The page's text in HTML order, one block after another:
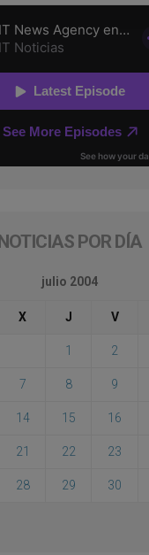
NOTICIAS POR DÍA
julio 2004
X J V
1 2
7 8 9
14 15 16
21 22 23
28 29 30